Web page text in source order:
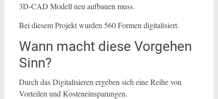
3D-CAD Modell neu aufbauen muss.
Bei diesem Projekt wurden 560 Formen digitalisiert.
Wann macht diese Vorgehen
Sinn?
Durch das Digitalisieren ergeben sich eine Reihe von
Vorteilen und Kosteneinsparungen.